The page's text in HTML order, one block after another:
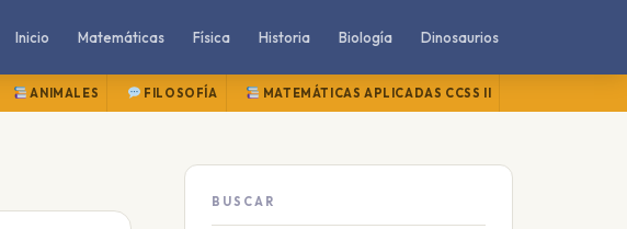
Inicio Matemáticas Física Historia Biología Dinosaurios
ANIMALES FILOSOFÍA MATEMÁTICAS APLICADAS CCSS II
BUSCAR